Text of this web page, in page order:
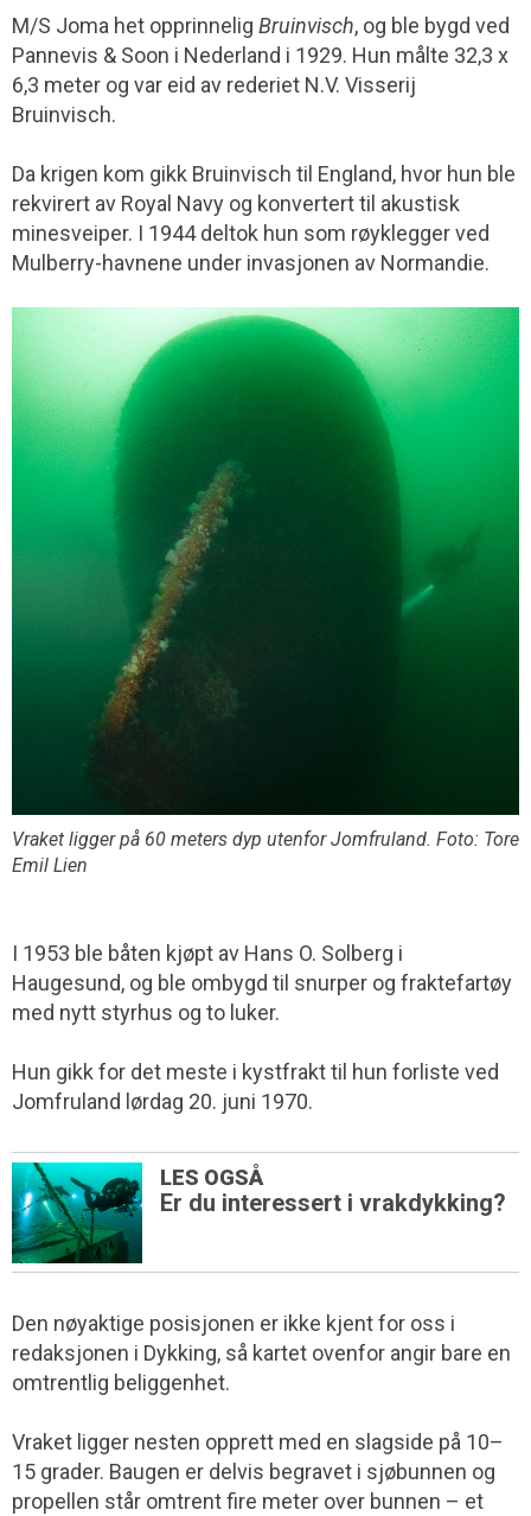
M/S Joma het opprinnelig Bruinvisch, og ble bygd ved
Pannevis & Soon i Nederland i 1929. Hun målte 32,3 x
6,3 meter og var eid av rederiet N.V. Visserij
Bruinvisch.
Da krigen kom gikk Bruinvisch til England, hvor hun ble
rekvirert av Royal Navy og konvertert til akustisk
minesveiper. I 1944 deltok hun som røyklegger ved
Mulberry-havnene under invasjonen av Normandie.
Vraket ligger på 60 meters dyp utenfor Jomfruland. Foto: Tore
Emil Lien
I 1953 ble båten kjøpt av Hans O. Solberg i
Haugesund, og ble ombygd til snurper og fraktefartøy
med nytt styrhus og to luker.
Hun gikk for det meste i kystfrakt til hun forliste ved
Jomfruland lørdag 20. juni 1970.
LES OGSÅ
Er du interessert i vrakdykking?
Den nøyaktige posisjonen er ikke kjent for oss i
redaksjonen i Dykking, så kartet ovenfor angir bare en
omtrentlig beliggenhet.
Vraket ligger nesten opprett med en slagside på 10–
15 grader. Baugen er delvis begravet i sjøbunnen og
propellen står omtrent fire meter over bunnen – et